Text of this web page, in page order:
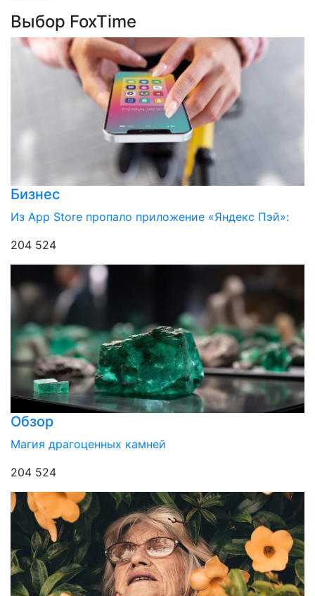
Выбор FoxTime
Бизнес
Из App Store пропало приложение «Яндекс Пэй»:
204 524
Обзор
Магия драгоценных камней
204 524